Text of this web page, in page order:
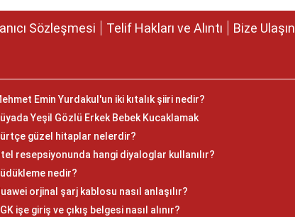
Sözleşmesi Telif Hakları ve Alıntı Bize Ulaşın
Emin Yurdakul'un iki kıtalık şiiri nedir?
Yeşil Gözlü Erkek Bebek Kucaklamak
güzel hitaplar nelerdir?
resepsiyonunda hangi diyaloglar kullanılır?
nedir?
orjinal şarj kablosu nasıl anlaşılır?
işe giriş ve çıkış belgesi nasıl alınır?